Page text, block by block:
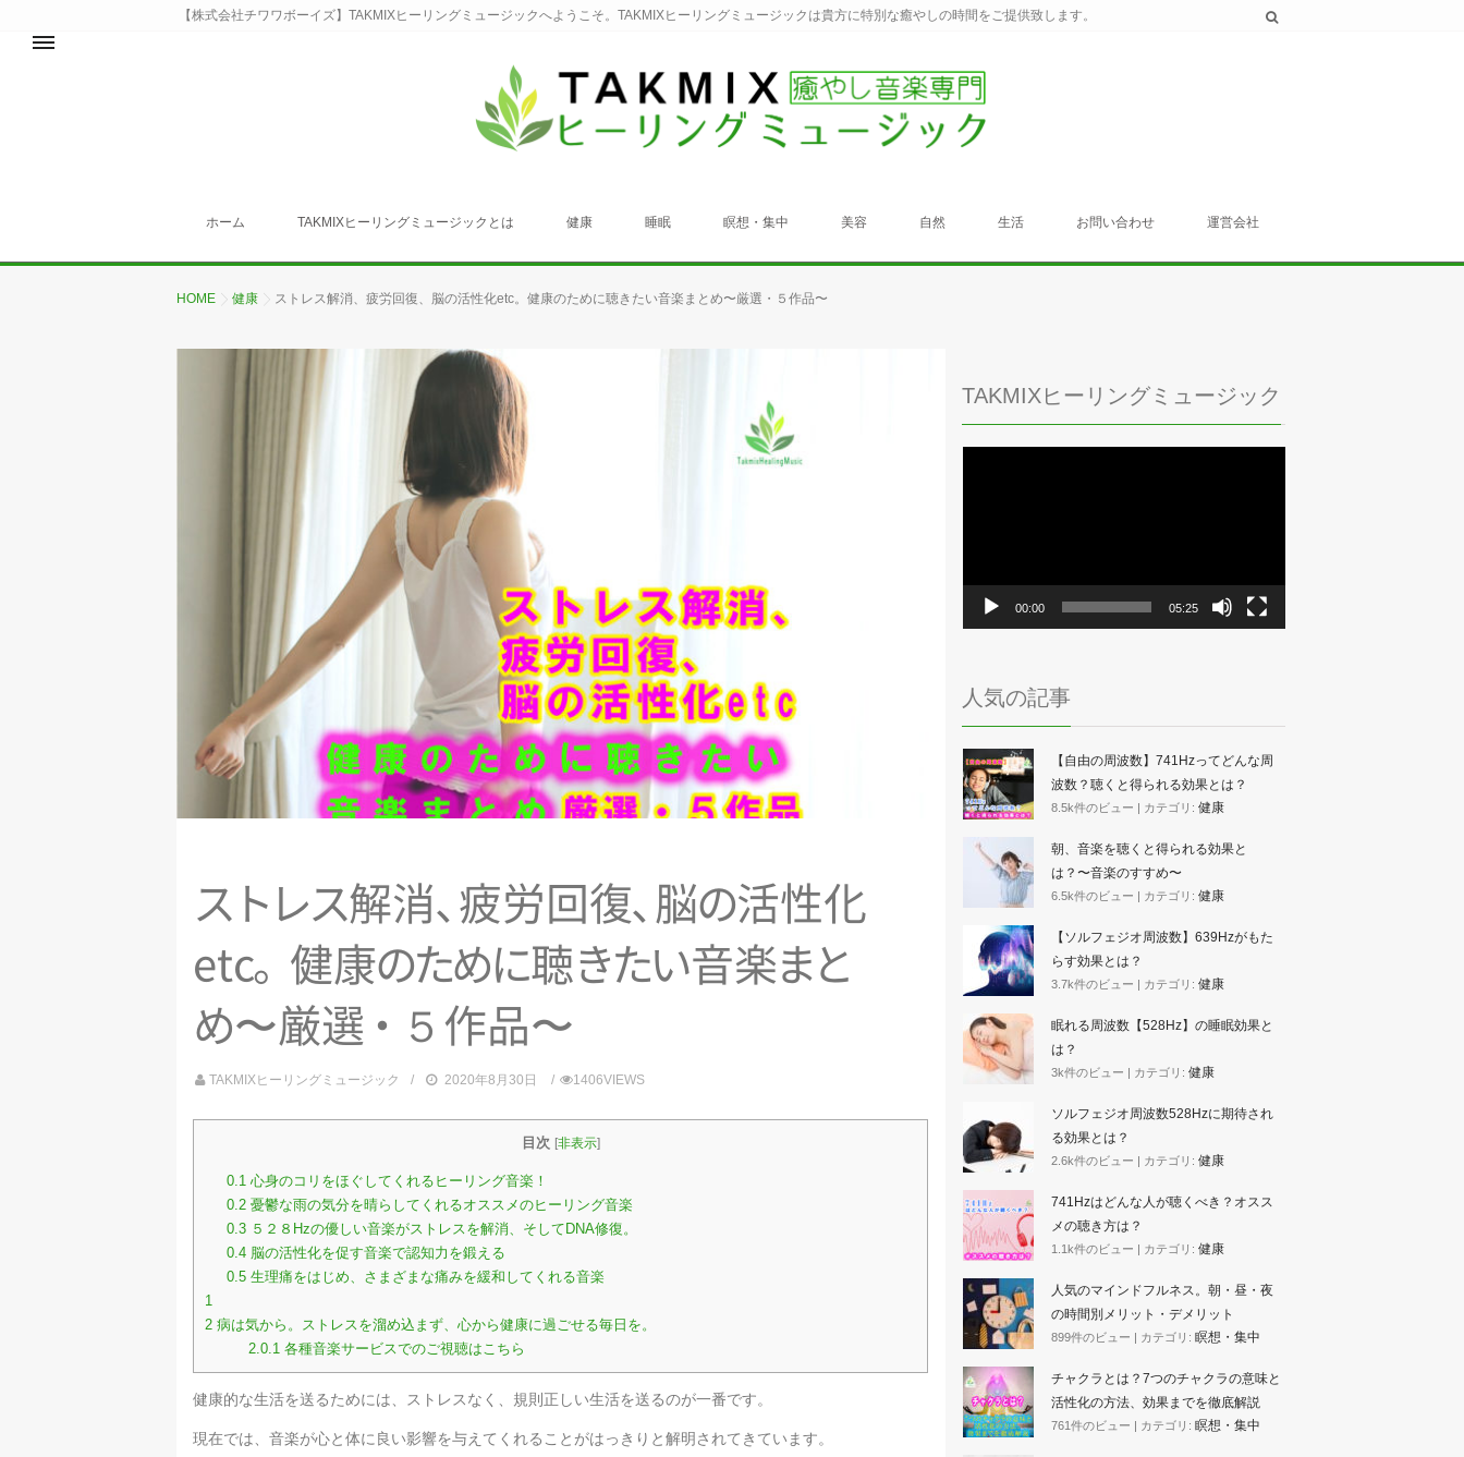
【株式会社チワワボーイズ】TAKMIXヒーリングミュージックへようこそ。TAKMIXヒーリングミュージックは貴方に特別な癒やしの時間をご提供致します。
ホーム TAKMIXヒーリングミュージックとは 健康 睡眠 瞑想・集中 美容 自然 生活 お問い合わせ 運営会社
HOME 健康 ストレス解消、疲労回復、脳の活性化etc。健康のために聴きたい音楽まとめ〜厳選・５作品〜
ス ト レス解消、 疲労回 復、 脳の活性化
etc。 健康のために聴きたい音楽ま と
め〜厳選・ ５作品〜
TAKMIXヒーリングミュージック 2020年8月30日 1406VIEWS
目次 [非表示]
0.1心身のコリをほぐしてくれるヒーリング音楽！
0.2憂鬱な雨の気分を晴らしてくれるオススメのヒーリング音楽
0.3５２８Hzの優しい音楽がストレスを解消、そしてDNA修復。
0.4脳の活性化を促す音楽で認知力を鍛える
0.5生理痛をはじめ、さまざまな痛みを緩和してくれる音楽
1
2 病は気から。ストレスを溜め込まず、心から健康に過ごせる毎日を。
2.0.1各種音楽サービスでのご視聴はこちら
健康的な生活を送るためには、ストレスなく、規則正しい生活を送るのが一番です。
現在では、音楽が心と体に良い影響を与えてくれることがはっきりと解明されてきています。
TAKMIXヒーリングミュージック
00:00 05:25
人気の記事
【自由の周波数】741Hzってどんな周
波数？聴くと得られる効果とは？
8.5k件のビュー | カテゴリ: 健康
朝、音楽を聴くと得られる効果と
は？〜音楽のすすめ〜
6.5k件のビュー | カテゴリ: 健康
【ソルフェジオ周波数】639Hzがもた
らす効果とは？
3.7k件のビュー | カテゴリ: 健康
眠れる周波数【528Hz】の睡眠効果と
は？
3k件のビュー | カテゴリ: 健康
ソルフェジオ周波数528Hzに期待され
る効果とは？
2.6k件のビュー | カテゴリ: 健康
741Hzはどんな人が聴くべき？オスス
メの聴き方は？
1.1k件のビュー | カテゴリ: 健康
人気のマインドフルネス。朝・昼・夜
の時間別メリット・デメリット
899件のビュー | カテゴリ: 瞑想・集中
チャクラとは？7つのチャクラの意味と
活性化の方法、効果までを徹底解説
761件のビュー | カテゴリ: 瞑想・集中